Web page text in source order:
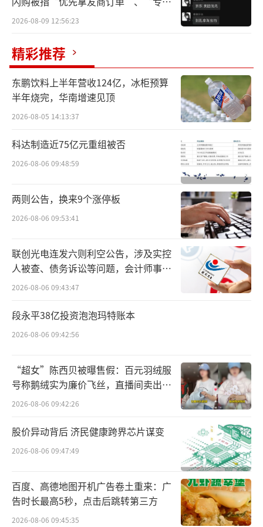
营收规模上，绝味食品依然保持领先地
元，尽管这一数字较去年同期下降15.57%，但
仍相当于周黑鸭12.23亿元营收的2.3倍。周黑
鸭的营收同比降幅为2.9%，显著低于绝味的下
滑幅度，显示出更强的营收韧性。双方在营收
绝味食品多数业务品类出现下滑。2025上
半年，绝味食品鲜货类产品、包装产品、加盟
商管理分别实现营收21.12亿元、2.28亿元和0.
27亿元，同比下滑19.15%、增长16.31%、下
滑20.28%。其中，加盟商管理收入下滑幅度最
大。
在东吴证券看来，绝味食品门店业务加速
示，截至2025年8月15日，绝味在营门店数为1
0838家，较2023年底的历史峰值15950家减少5
家减少4131家。
其中，二季度绝味食品业务下滑呈现全面
加速状态。鲜货类产品/包装产品/加盟商管理
分别实现营收9.68亿元、1.09亿元和0.13亿
元，同比下滑23.27%、21.26%、26.54%。
东吴证券预计2025年二季度闭店情况和单
店营收都仍有压力。
贵的拿”
2026-08-09 12:56:23
精彩推荐
东鹏饮料上半年营收124亿，冰柜预算
半年烧完，华南增速见顶
2026-08-05 14:13:37
科达制造近75亿元重组被否
2026-08-06 09:48:59
两则公告，换来9个涨停板
2026-08-06 09:53:41
联创光电连发六则利空公告，涉及实控
人被查、债务诉讼等问题，会计师事务
所曾出具“保留意见”
2026-08-06 09:43:47
段永平38亿投资泡泡玛特账本
2026-08-06 09:42:56
“超女”陈西贝被曝售假：百元羽绒服
号称鹅绒实为廉价飞丝，直播间卖出超
百万元
2026-08-06 09:42:26
股价异动背后 济民健康跨界芯片谋变
2026-08-06 09:47:49
百度、高德地图开机广告卷土重来：广
告时长最高5秒，点击后跳转第三方
2026-08-06 09:45:35